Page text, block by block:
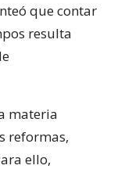
que contar
resulta
materia
reformas,
ello,